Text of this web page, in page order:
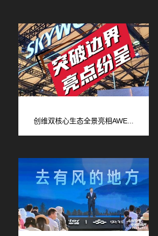
创维双核心生态全景亮相AWE...